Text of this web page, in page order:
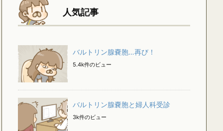
人気記事
バルトリン腺嚢胞…再び！
5.4k件のビュー
バルトリン腺嚢胞と婦人科受診
3k件のビュー